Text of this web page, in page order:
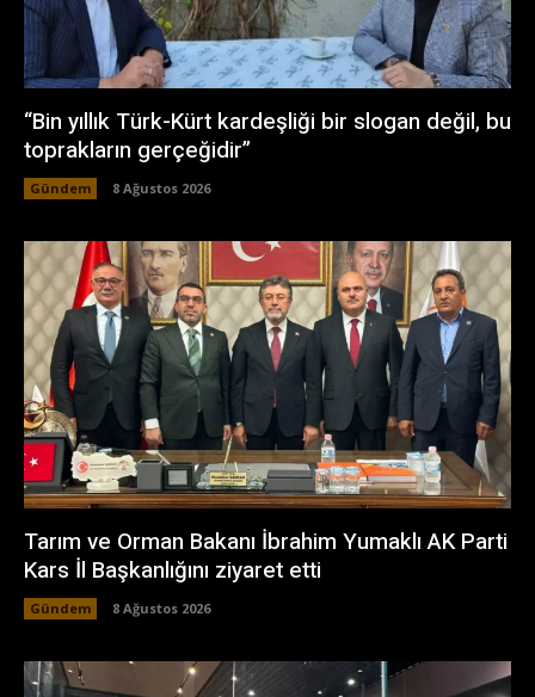
“Bin yıllık Türk-Kürt kardeşliği bir slogan değil, bu
toprakların gerçeğidir”
Gündem 8 Ağustos 2026
Tarım ve Orman Bakanı İbrahim Yumaklı AK Parti
Kars İl Başkanlığını ziyaret etti
Gündem 8 Ağustos 2026